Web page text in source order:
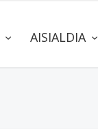
AISIALDIA